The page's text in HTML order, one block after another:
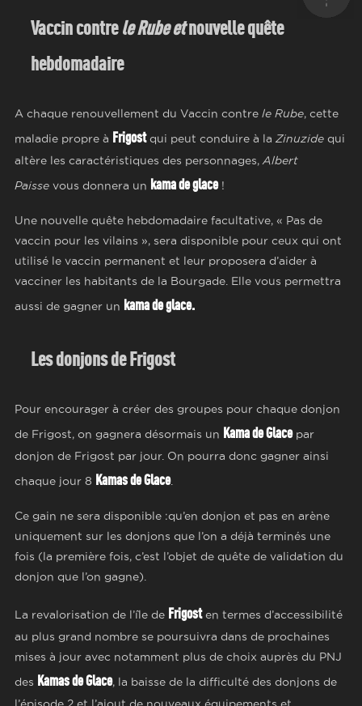
Vaccin contrele Rube etnouvelle quête
hebdomadaire
A chaque renouvellement du Vaccin contre le Rube, cette
maladie propre à Frigostqui peut conduire à la Zinuzidequi
altère les caractéristiques des personnages, Albert
Paissevous donnera un kama de glace!
Une nouvelle quête hebdomadaire facultative, « Pas de
vaccin pour les vilains », sera disponible pour ceux qui ont
utilisé le vaccin permanent et leur proposera d’aider à
vacciner les habitants de la Bourgade. Elle vous permettra
aussi de gagner un kamade glace.
Les donjons deFrigost
Pour encourager à créer des groupes pour chaque donjon
de Frigost, on gagnera désormais un Kama de Glacepar
donjon de Frigost par jour. On pourra donc gagner ainsi
chaque jour 8 Kamas de Glace.
Ce gain ne sera disponible :qu’en donjon et pas en arène
uniquement sur les donjons que l’on a déjà terminés une
fois (la première fois, c’est l’objet de quête de validation du
donjon que l’on gagne).
La revalorisation de l’île de Frigosten termes d’accessibilité
au plus grand nombre se poursuivra dans de prochaines
mises à jour avec notamment plus de choix auprès du PNJ
des Kamas de Glace, la baisse de la difficulté des donjons de